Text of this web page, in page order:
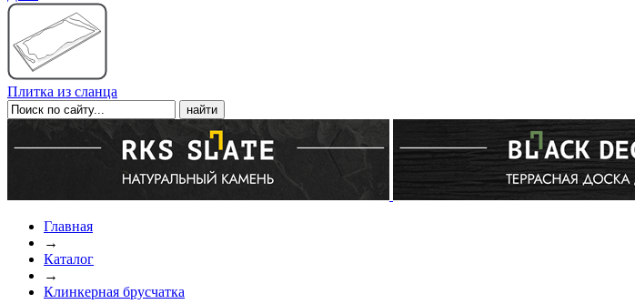
Плитка из сланца
Главная
→
Каталог
→
Клинкерная брусчатка